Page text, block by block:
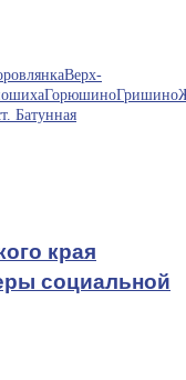
Верх-
ГорюшиноГришино
Батунная
края
социальной